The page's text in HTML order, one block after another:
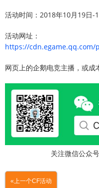
活动时间：2018年10月19日-
活动网址：
https://cdn.egame.qq.com/
网页上的企鹅电竞主播，或成
关注微信公众
«上一个CF活动